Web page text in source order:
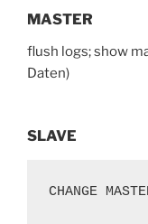
MASTER
flush logs; show
Daten)
SLAVE
CHANGE